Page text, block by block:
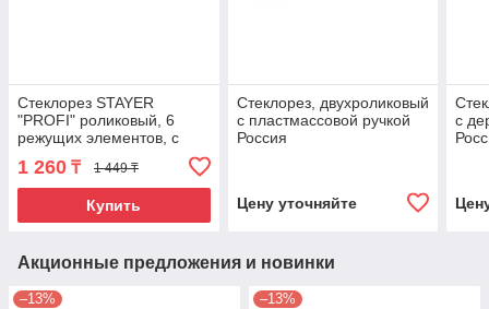
Стеклорез STAYER
"PROFI" роликовый, 6
режущих элементов, с
пластмассовой ручкой
1 260 ₸ 1 449 ₸
Купить
Стеклорез, двухроликовый
с пластмассовой ручкой
Россия
Цену уточняйте
с
Акционные предложения и новинки
–13% –13%